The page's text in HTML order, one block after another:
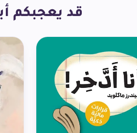
قد يعجبكم